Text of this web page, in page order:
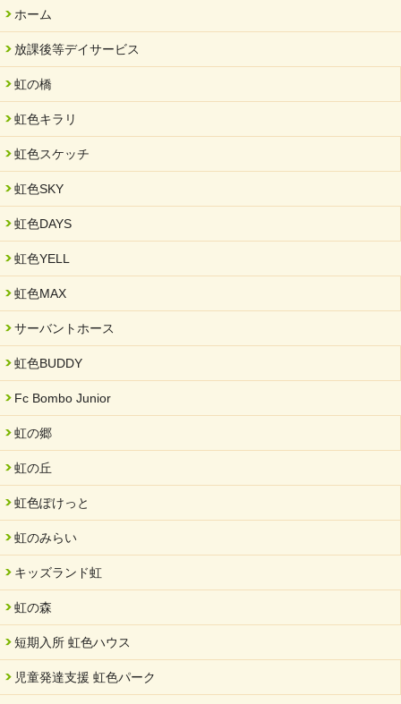
ホーム
放課後等デイサービス
虹の橋
虹色キラリ
虹色スケッチ
虹色SKY
虹色DAYS
虹色YELL
虹色MAX
サーバントホース
虹色BUDDY
Fc Bombo Junior
虹の郷
虹の丘
虹色ぽけっと
虹のみらい
キッズランド虹
虹の森
短期入所 虹色ハウス
児童発達支援 虹色パーク